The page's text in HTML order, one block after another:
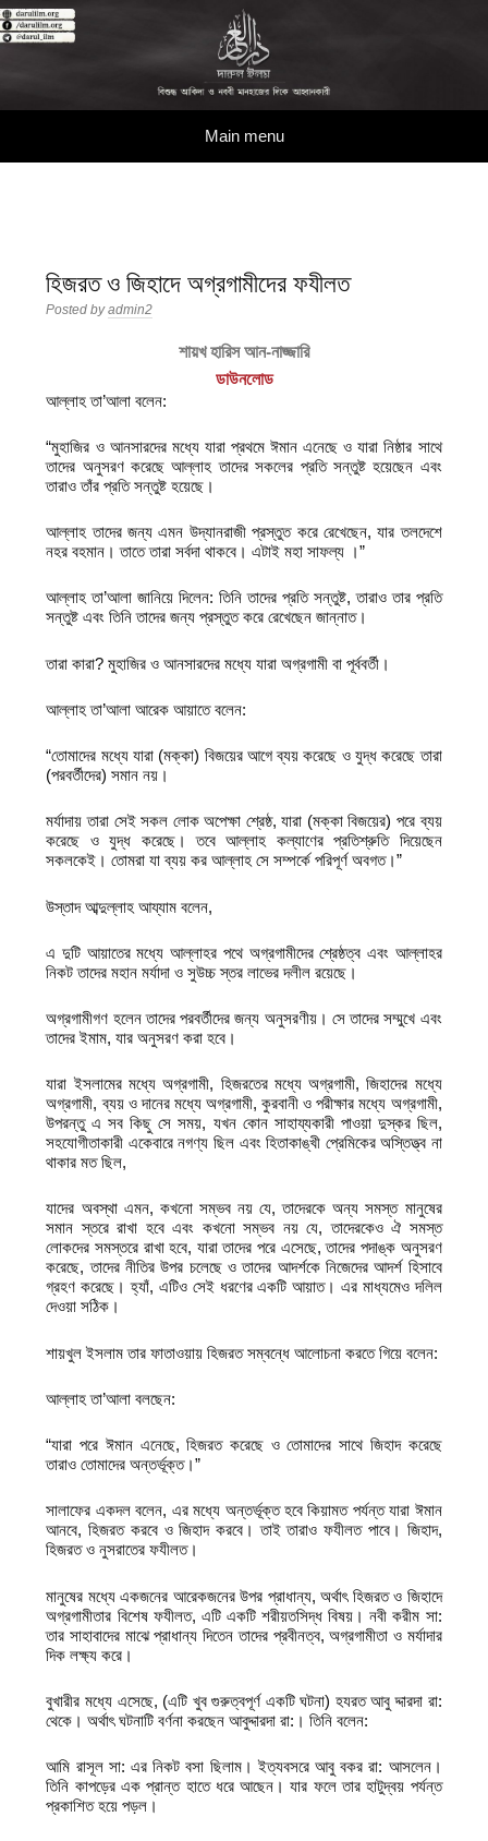
বিশুদ্ধ আকিদা ও নববী মানহাজের দিকে আহ্বানকারী
Main menu
হিজরত ও জিহাদে অগ্রগামীদের ফযীলত
Posted byadmin2
শায়খ হারিস আন-নাজ্জারি
ডাউনলোড
আল্লাহ তা’আলা বলেন:
“মুহাজির ও আনসারদের মধ্যে যারা প্রথমে ঈমান এনেছে ও যারা নিষ্ঠার সাথে
তাদের অনুসরণ করেছে আল্লাহ তাদের সকলের প্রতি সন্তুষ্ট হয়েছেন এবং
তারাও তাঁর প্রতি সন্তুষ্ট হয়েছে।
আল্লাহ তাদের জন্য এমন উদ্যানরাজী প্রস্তুত করে রেখেছেন, যার তলদেশে
নহর বহমান। তাতে তারা সর্বদা থাকবে। এটাই মহা সাফল্য ।”
আল্লাহ তা’আলা জানিয়ে দিলেন: তিনি তাদের প্রতি সন্তুষ্ট, তারাও তার প্রতি
সন্তুষ্ট এবং তিনি তাদের জন্য প্রস্তুত করে রেখেছেন জান্নাত।
তারা কারা? মুহাজির ও আনসারদের মধ্যে যারা অগ্রগামী বা পূর্ববর্তী।
আল্লাহ তা’আলা আরেক আয়াতে বলেন:
“তোমাদের মধ্যে যারা (মক্কা) বিজয়ের আগে ব্যয় করেছে ও যুদ্ধ করেছে তারা
(পরবর্তীদের) সমান নয়।
মর্যাদায় তারা সেই সকল লোক অপেক্ষা শ্রেষ্ঠ, যারা (মক্কা বিজয়ের) পরে ব্যয়
করেছে ও যুদ্ধ করেছে। তবে আল্লাহ কল্যাণের প্রতিশ্রুতি দিয়েছেন
সকলকেই। তোমরা যা ব্যয় কর আল্লাহ সে সম্পর্কে পরিপূর্ণ অবগত।”
উস্তাদ আব্দুল্লাহ আয্যাম বলেন,
এ দুটি আয়াতের মধ্যে আল্লাহর পথে অগ্রগামীদের শ্রেষ্ঠত্ব এবং আল্লাহর
নিকট তাদের মহান মর্যাদা ও সুউচ্চ স্তর লাভের দলীল রয়েছে।
অগ্রগামীগণ হলেন তাদের পরবর্তীদের জন্য অনুসরণীয়। সে তাদের সম্মুখে এবং
তাদের ইমাম, যার অনুসরণ করা হবে।
যারা ইসলামের মধ্যে অগ্রগামী, হিজরতের মধ্যে অগ্রগামী, জিহাদের মধ্যে
অগ্রগামী, ব্যয় ও দানের মধ্যে অগ্রগামী, কুরবানী ও পরীক্ষার মধ্যে অগ্রগামী,
উপরন্তু এ সব কিছু সে সময়, যখন কোন সাহায্যকারী পাওয়া দুস্কর ছিল,
সহযোগীতাকারী একেবারে নগণ্য ছিল এবং হিতাকাঙ্খী প্রেমিকের অস্তিত্ত্ব না
থাকার মত ছিল,
যাদের অবস্থা এমন, কখনো সম্ভব নয় যে, তাদেরকে অন্য সমস্ত মানুষের
সমান স্তরে রাখা হবে এবং কখনো সম্ভব নয় যে, তাদেরকেও ঐ সমস্ত
লোকদের সমস্তরে রাখা হবে, যারা তাদের পরে এসেছে, তাদের পদাঙ্ক অনুসরণ
করেছে, তাদের নীতির উপর চলেছে ও তাদের আদর্শকে নিজেদের আদর্শ হিসাবে
গ্রহণ করেছে। হ্যাঁ, এটিও সেই ধরণের একটি আয়াত। এর মাধ্যমেও দলিল
দেওয়া সঠিক।
শায়খুল ইসলাম তার ফাতাওয়ায় হিজরত সম্বন্ধে আলোচনা করতে গিয়ে বলেন:
আল্লাহ তা’আলা বলছেন:
“যারা পরে ঈমান এনেছে, হিজরত করেছে ও তোমাদের সাথে জিহাদ করেছে
তারাও তোমাদের অন্তর্ভূক্ত।”
সালাফের একদল বলেন, এর মধ্যে অন্তর্ভূক্ত হবে কিয়ামত পর্যন্ত যারা ঈমান
আনবে, হিজরত করবে ও জিহাদ করবে। তাই তারাও ফযীলত পাবে। জিহাদ,
হিজরত ও নুসরাতের ফযীলত।
মানুষের মধ্যে একজনের আরেকজনের উপর প্রাধান্য, অর্থাৎ হিজরত ও জিহাদে
অগ্রগামীতার বিশেষ ফযীলত, এটি একটি শরীয়তসিদ্ধ বিষয়। নবী করীম সা:
তার সাহাবাদের মাঝে প্রাধান্য দিতেন তাদের প্রবীনত্ব, অগ্রগামীতা ও মর্যাদার
দিক লক্ষ্য করে।
বুখারীর মধ্যে এসেছে, (এটি খুব গুরুত্বপূর্ণ একটি ঘটনা) হযরত আবু দ্দারদা রা:
থেকে। অর্থাৎ ঘটনাটি বর্ণনা করছেন আবুদ্দারদা রা:। তিনি বলেন:
আমি রাসূল সা: এর নিকট বসা ছিলাম। ইত্যবসরে আবু বকর রা: আসলেন।
তিনি কাপড়ের এক প্রান্ত হাতে ধরে আছেন। যার ফলে তার হাটুদ্বয় পর্যন্ত
প্রকাশিত হয়ে পড়ল।